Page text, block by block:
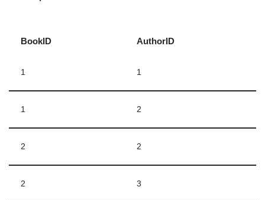
BookID AuthorID
1 1
1 2
2 2
2 3